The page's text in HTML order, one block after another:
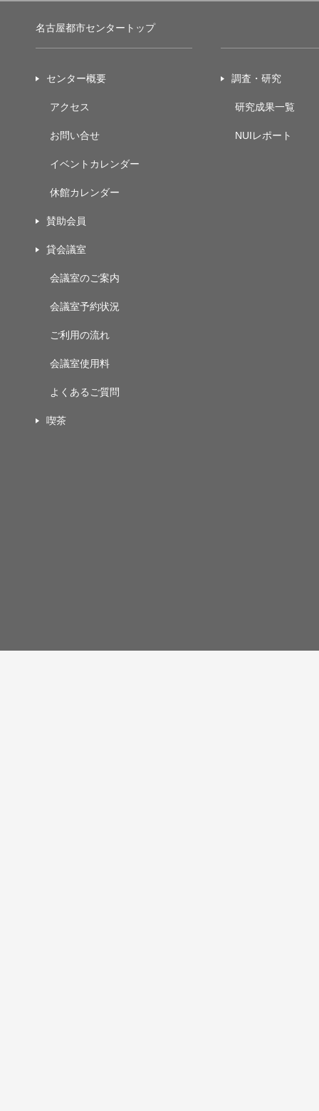
名古屋都市センタートップ
センター概要
アクセス
お問い合せ
イベントカレンダー
休館カレンダー
賛助会員
貸会議室
会議室のご案内
会議室予約状況
ご利用の流れ
会議室使用料
よくあるご質問
喫茶
調査・研究
研究成果一覧
NUIレポート